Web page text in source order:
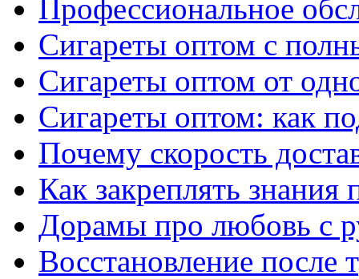
Профессиональное
Сигареты оптом с
Сигареты оптом от
Сигареты оптом: как
Почему скорость
Как закреплять знания
Дорамы про любовь с
Восстановление после